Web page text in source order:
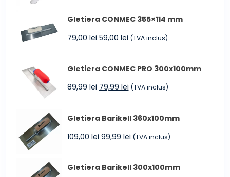
4.299,00 lei
la
Gletiera CONMEC 355×114 mm
79,00lei Prețul
fost:
59,00 leiPrețul
59,00 lei.
(TVA inclus)
Gletiera CONMEC PRO 300x100mm
89,99lei Prețul
fost:
79,99 leiPrețul
79,99 lei.
(TVA inclus)
Gletiera Barikell 360x100mm
109,00lei Prețul
fost:
99,99 leiPrețul
99,99 lei.
(TVA inclus)
Gletiera Barikell 300x100mm